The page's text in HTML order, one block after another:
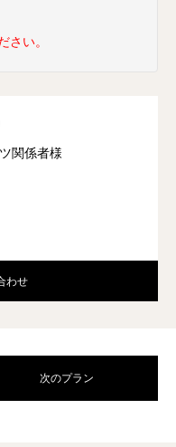
い。
関係者様
わせ
次のプラン